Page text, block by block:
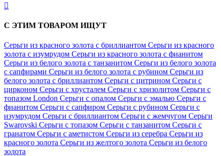

С ЭТИМ ТОВАРОМ ИЩУТ
Серьги из красного золота с бриллиантом Серьги из красного
золота с изумрудом Серьги из красного золота с фианитом
Серьги из белого золота с танзанитом Серьги из белого золота
с сапфирами Серьги из белого золота с рубином Серьги из
белого золота с бриллиантом Серьги с цитрином Серьги с
цирконом Серьги с хрусталем Серьги с хризолитом Серьги с
топазом London Серьги с опалом Серьги с эмалью Серьги с
фианитом Серьги с сапфиром Серьги с рубином Серьги с
изумрудом Серьги с бриллиантом Серьги с жемчугом Серьги
Swarovski Серьги с топазом Серьги с танзанитом Серьги с
гранатом Серьги с аметистом Серьги из серебра Серьги из
красного золота Серьги из желтого золота Серьги из белого
золота